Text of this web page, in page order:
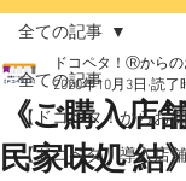
全ての記事
【ドコペタ！からお
【ドコペタ！導入店舗
全ての記事
《ご購入店
民家味処 結
ドコペタ！Ⓡから
2020年10月3日 読了